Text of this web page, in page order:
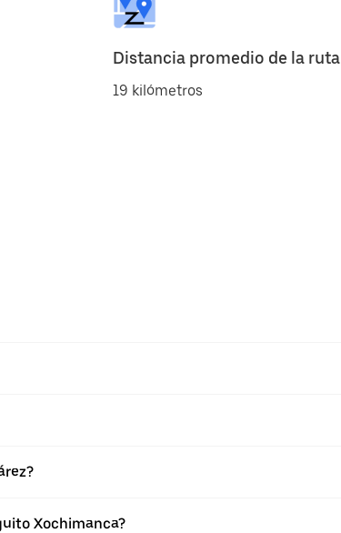
Distancia promedio de la ruta
19 kilómetros
Xochimanca?